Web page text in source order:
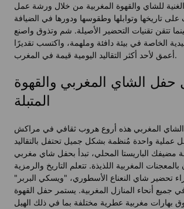
الغنية للشاي والقهوة المغربية من خلال ورشة عمل
تاريخها وتوابلها وطقوسها ودورها في الضيافة
تتقن تقنيات التحضير الأصيلة. شم وتذوق واصنع
الخاصة في بيئة دافئة وملهمة، واكتسب تقديرًا
أعمق لأحد أكثر التقاليد اليومية قيمة في المغرب.
الشاي المغربي والقهوة
المتبلة
المغربي هذه أروع هروب ثقافي في مراكش
عملية واحدة مُنظمة بشكل جميل تحتفل بالتقاليد
مضيفك الباريستا المحلي، تبدأ بحفل شاي مغربي
المغربية اللذيذة. تتعلم التاريخ والرمزية
تحضير شاي النعناع الأسطوري، "ويسكي البربر"
جميع أنحاء المنازل المغربية. يستمر حفل القهوة
بهارات مغربية عطرية مختلفة بما في ذلك الهيل